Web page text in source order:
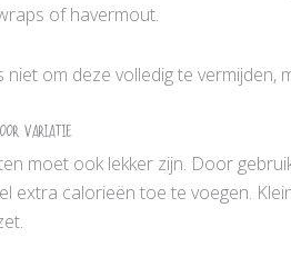
of havermout.
niet om deze volledig te
variatie
moet ook lekker zijn. Door
extra calorieën toe te voegen.